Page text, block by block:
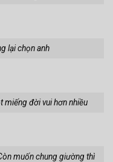
lại chọn anh
miếng đời vui hơn nhiều
muốn chung giường thì